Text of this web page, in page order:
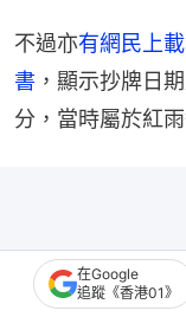
不過亦有網民上
書 ，顯示抄牌日
分，當時屬於紅
在Google
追蹤《香港01》